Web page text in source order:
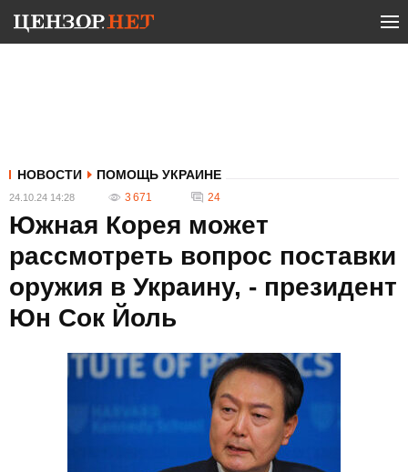
НОВОСТИ ПОМОЩЬ УКРАИНЕ
24.10.24 14:28 3 671 24
Южная Корея может
рассмотреть вопрос поставки
оружия в Украину, - президент
Юн Сок Йоль